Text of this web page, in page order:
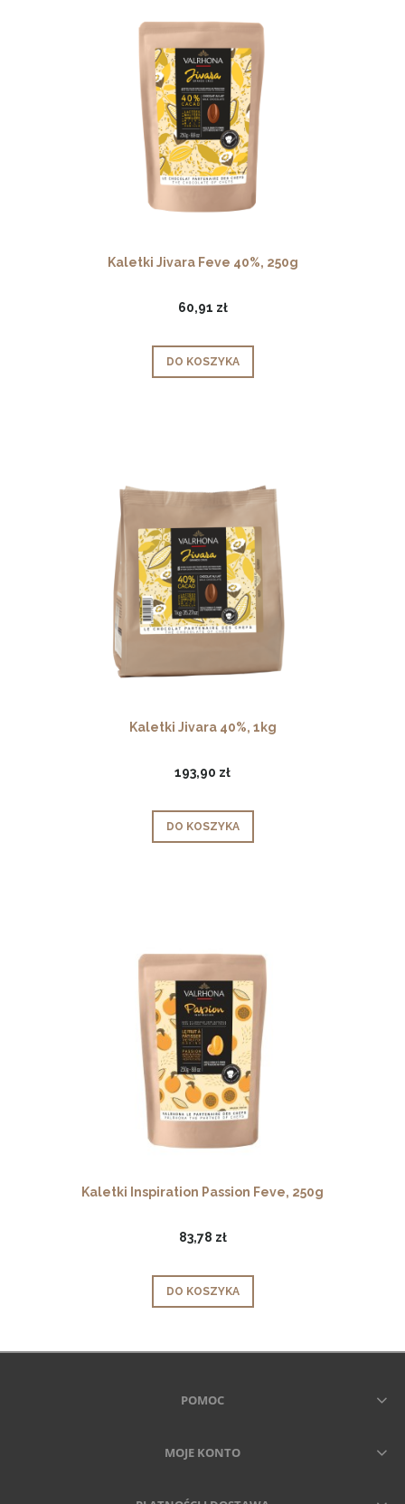
Kaletki Jivara Feve 40%, 250g
60,91 zł
DO KOSZYKA
Kaletki Jivara 40%, 1kg
193,90 zł
DO KOSZYKA
Kaletki Inspiration Passion Feve, 250g
83,78 zł
DO KOSZYKA
POMOC
MOJE KONTO